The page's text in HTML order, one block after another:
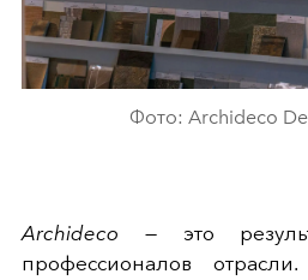
Фото: Archideco
Archideco — это
профессионалов